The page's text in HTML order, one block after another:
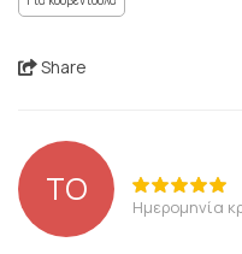
Share
TO Ημερομηνία